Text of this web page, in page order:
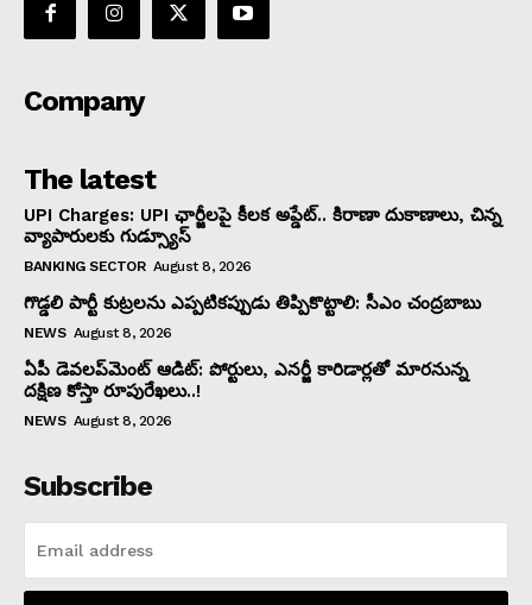
Company
The latest
UPI Charges: UPI ఛార్జీలపై కీలక అప్డేట్.. కిరాణా దుకాణాలు, చిన్న
వ్యాపారులకు గుడ్స్యూస్
BANKING SECTOR August 8, 2026
గొడ్డలి పార్టీ కుట్రలను ఎప్పటికప్పుడు తిప్పికొట్టాలి: సీఎం చంద్రబాబు
NEWS August 8, 2026
ఏపీ డెవలప్‌మెంట్ ఆడిట్: పోర్టులు, ఎనర్జీ కారిడార్లతో మారనున్న
దక్షిణ కోస్తా రూపురేఖలు..!
NEWS August 8, 2026
Subscribe